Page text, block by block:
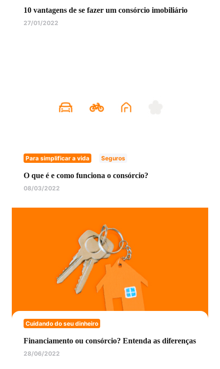
10 vantagens de se fazer um consórcio imobiliário
27/01/2022
Para simplificar a vida Seguros
O que é e como funciona o consórcio?
08/03/2022
Cuidando do seu dinheiro
Financiamento ou consórcio? Entenda as diferenças
28/06/2022